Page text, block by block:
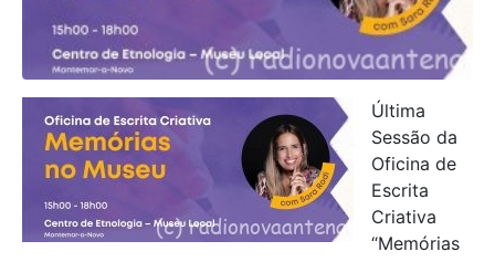
Última
Sessão da
Oficina de
Escrita
Criativa
“Memórias